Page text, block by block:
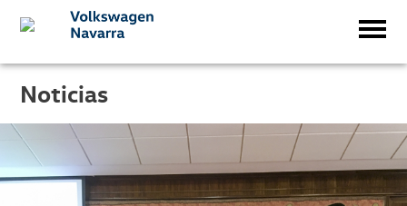
Noticias